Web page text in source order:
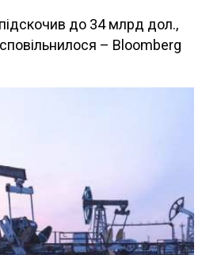
до 34 млрд дол.,
– Bloomberg